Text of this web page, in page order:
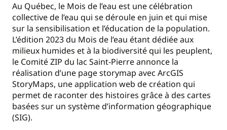
Au Québec, le Mois de l’eau est une célébration
collective de l’eau qui se déroule en juin et qui mise
sur la sensibilisation et l’éducation de la population.
L’édition 2023 du Mois de l’eau étant dédiée aux
milieux humides et à la biodiversité qui les peuplent,
le Comité ZIP du lac Saint-Pierre annonce la
réalisation d’une page storymap avec ArcGIS
StoryMaps, une application web de création qui
permet de raconter des histoires grâce à des cartes
basées sur un système d’information géographique
(SIG).